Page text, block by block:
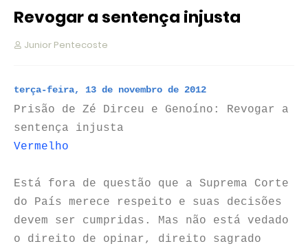
CRÍTICO
Revogar a sentença injusta
Junior Pentecoste
terça-feira, 13 de novembro de 2012
Prisão de Zé Dirceu e Genoíno: Revogar a
sentença injusta
Vermelho
Está fora de questão que a Suprema Corte
do País merece respeito e suas decisões
devem ser cumpridas. Mas não está vedado
o direito de opinar, direito sagrado